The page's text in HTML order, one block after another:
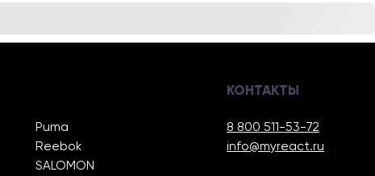
Puma
Reebok
SALOMON
КОНТАКТЫ
8 800 511-53-72
info@myreact.ru